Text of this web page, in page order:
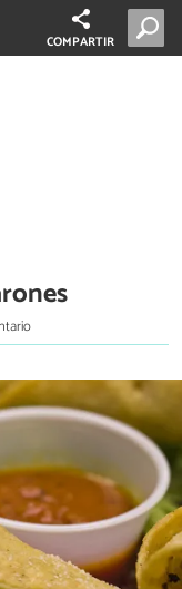
COMPARTIR